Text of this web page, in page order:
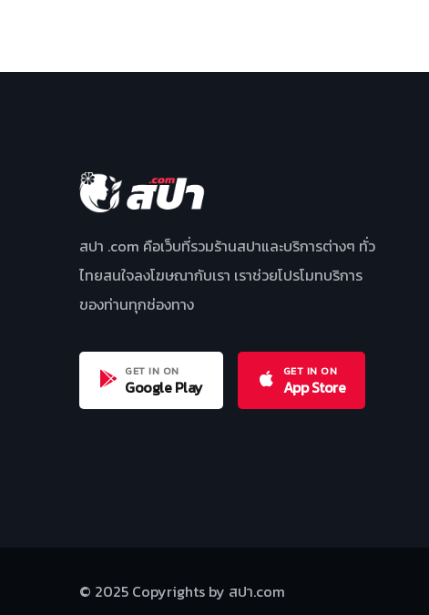
สปา .com คือเว็บที่รวมร้านสปาและบริการต่างๆ ทั่ว
ไทยสนใจลงโฆษณากับเรา เราช่วยโปรโมทบริการ
ของท่านทุกช่องทาง
GET IN ON
Google Play
GET IN ON
App Store
© 2025 Copyrights by สปา.com